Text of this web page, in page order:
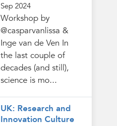
Sep 2024
Workshop by
@casparvanlissa &
Inge van de Ven In
the last couple of
decades (and still),
science is mo...
UK: Research and
Innovation Culture